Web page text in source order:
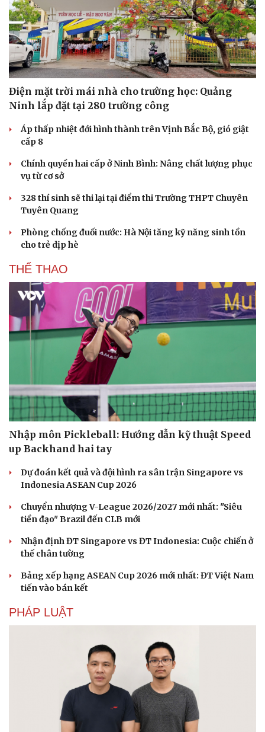
Sân khấu - Điện ảnh
Văn học
Âm nhạc
Di sản
Nghệ sĩ
Thời trang
Sao Việt
Điện mặt trời mái nhà cho trường học: Quảng
Ninh lắp đặt tại 280 trường công
Áp thấp nhiệt đới hình thành trên Vịnh Bắc Bộ, gió giật
cấp 8
Chính quyền hai cấp ở Ninh Bình: Nâng chất lượng phục
vụ từ cơ sở
328 thí sinh sẽ thi lại tại điểm thi Trường THPT Chuyên
Tuyên Quang
Phòng chống đuối nước: Hà Nội tăng kỹ năng sinh tồn
cho trẻ dịp hè
THỂ THAO
Nhập môn Pickleball: Hướng dẫn kỹ thuật Speed
up Backhand hai tay
Dự đoán kết quả và đội hình ra sân trận Singapore vs
Indonesia ASEAN Cup 2026
Chuyển nhượng V-League 2026/2027 mới nhất: "Siêu
tiền đạo" Brazil đến CLB mới
Nhận định ĐT Singapore vs ĐT Indonesia: Cuộc chiến ở
thế chân tường
Bảng xếp hạng ASEAN Cup 2026 mới nhất: ĐT Việt Nam
tiến vào bán kết
PHÁP LUẬT